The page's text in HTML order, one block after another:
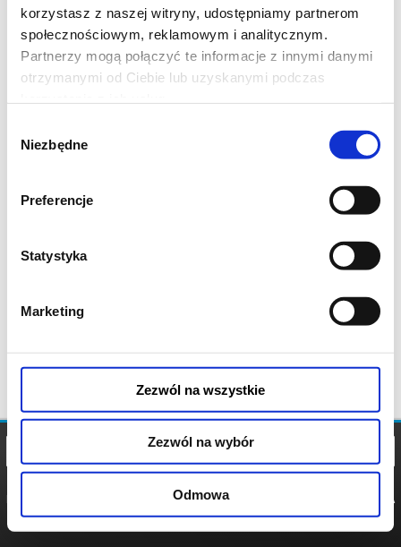
korzystasz z naszej witryny, udostępniamy partnerom
społecznościowym, reklamowym i analitycznym.
Partnerzy mogą połączyć te informacje z innymi danymi
otrzymanymi od Ciebie lub uzyskanymi podczas
zgody
Niezbędne
Preferencje
Statystyka
Marketing
Zezwól na wszystkie
Zezwól na wybór
Odmowa
POLITYKA
POLITYKA